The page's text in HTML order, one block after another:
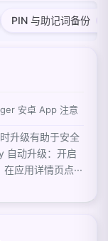
PIN 与助记词备份
安卓 App 注意
升级有助于安全
自动升级：开启
应用详情页点···